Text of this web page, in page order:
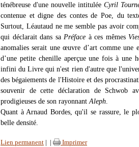
ténébreuse d'une nouvelle intitulée Cyril
contenue et digne des contes de Poe, du
Surtout, Léautaud ne me semble pas avoir
qui déclarait dans sa Préface à ces mêmes
anomalies serait une œuvre d’art comme une
d’une petite chenille aperçue une fois à
infini du Livre qui n'est rien d'autre que
des bégaiements de l'Histoire et des
souvenir de cette déclaration de Schwob
prodigieuses de son rayonnant Aleph
Quant à Arnaud Bordes, qu'il se rassure, le
belle densité.
Lien permanent Imprimer